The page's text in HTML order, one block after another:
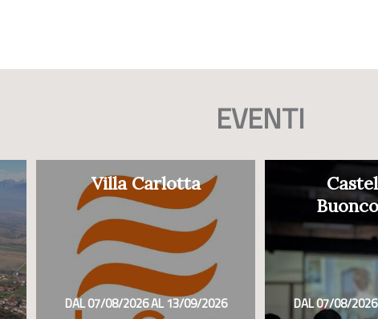
EVENTI
Villa Carlotta
DAL 07/08/2026 AL 13/09/2026 DAL 07/08/